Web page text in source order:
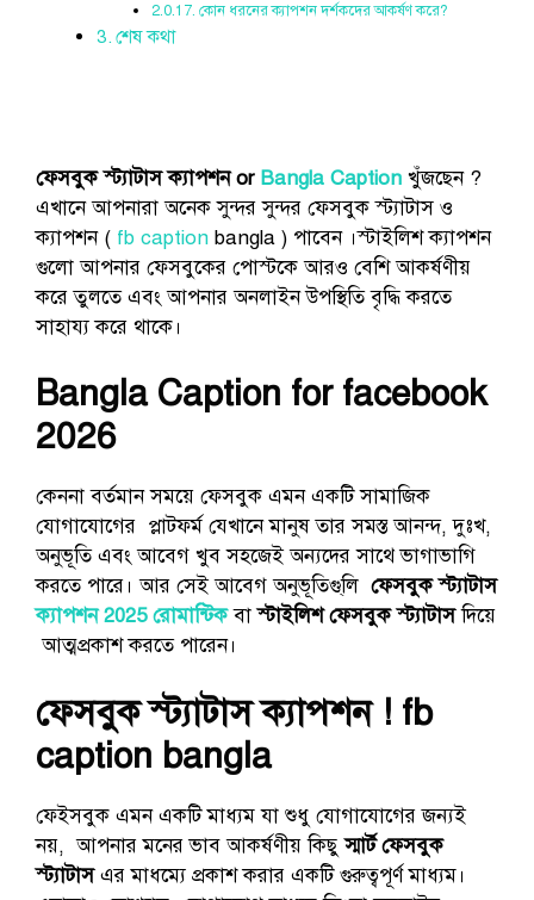
কোন ধরনের ক্যাপশন দর্শকদের আকর্ষণ করে?
শেষ কথা
ফেসবুক স্ট্যাটাস ক্যাপশন or Bangla Caption খুঁজছেন ?
এখানে আপনারা অনেক সুন্দর সুন্দর ফেসবুক স্ট্যাটাস ও
ক্যাপশন ( fb caption bangla ) পাবেন ।স্টাইলিশ ক্যাপশন
গুলো আপনার ফেসবুকের পোস্টকে আরও বেশি আকর্ষণীয়
করে তুলতে এবং আপনার অনলাইন উপস্থিতি বৃদ্ধি করতে
সাহায্য করে থাকে।
Bangla Caption for facebook
2026
কেননা বর্তমান সময়ে ফেসবুক এমন একটি সামাজিক
যোগাযোগের প্লাটফর্ম যেখানে মানুষ তার সমস্ত আনন্দ, দুঃখ,
অনুভূতি এবং আবেগ খুব সহজেই অন্যদের সাথে ভাগাভাগি
করতে পারে। আর সেই আবেগ অনুভূতিগু্লি ফেসবুক স্ট্যাটাস
ক্যাপশন 2025 রোমান্টিকবাস্টাইলিশ ফেসবুক স্ট্যাটাসদিয়ে
আত্মপ্রকাশ করতে পারেন।
ফেসবুক স্ট্যাটাস ক্যাপশন ! fb
caption bangla
ফেইসবুক এমন একটি মাধ্যম যা শুধু যোগাযোগের জন্যই
নয়, আপনার মনের ভাব আকর্ষণীয় কিছুস্মার্ট ফেসবুক
স্ট্যাটাসএর মাধম্যে প্রকাশ করার একটি গুরুত্বপূর্ণ মাধ্যম।